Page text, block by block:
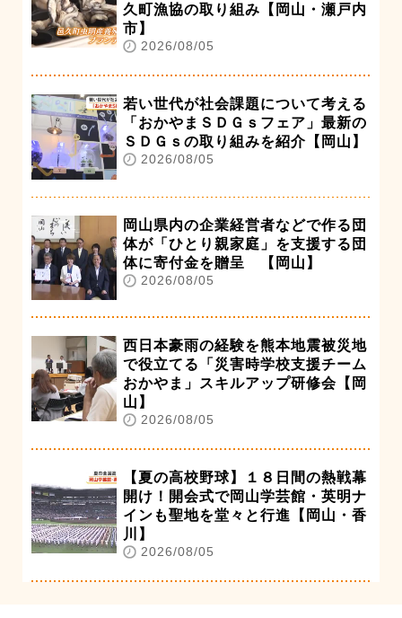
久町漁協の取り組み【岡山・瀬戸内
市】
2026/08/05
若い世代が社会課題について考える
「おかやまＳＤＧｓフェア」最新の
ＳＤＧｓの取り組みを紹介【岡山】
2026/08/05
岡山県内の企業経営者などで作る団
体が「ひとり親家庭」を支援する団
体に寄付金を贈呈 【岡山】
2026/08/05
西日本豪雨の経験を熊本地震被災地
で役立てる「災害時学校支援チーム
おかやま」スキルアップ研修会【岡
山】
2026/08/05
【夏の高校野球】１８日間の熱戦幕
開け！開会式で岡山学芸館・英明ナ
インも聖地を堂々と行進【岡山・香
川】
2026/08/05